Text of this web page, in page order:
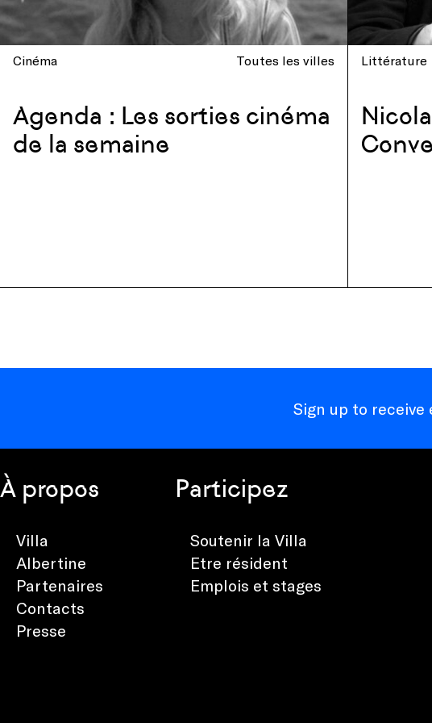
Cinéma Toutes les villes
Agenda : Les sorties cinéma
de la semaine
Littérature
Sign up to receive
À propos
Villa
Albertine
Partenaires
Contacts
Presse
Participez
Soutenir la Villa
Etre résident
Emplois et stages